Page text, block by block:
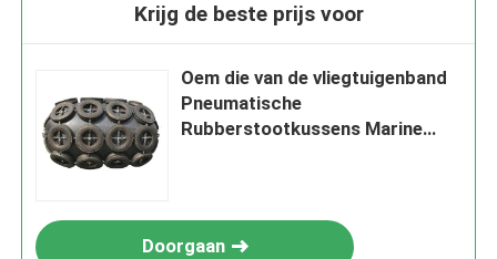
Krijg de beste prijs voor
Oem die van de vliegtuigenband
Pneumatische
Rubberstootkussens Marine
Doorgaan